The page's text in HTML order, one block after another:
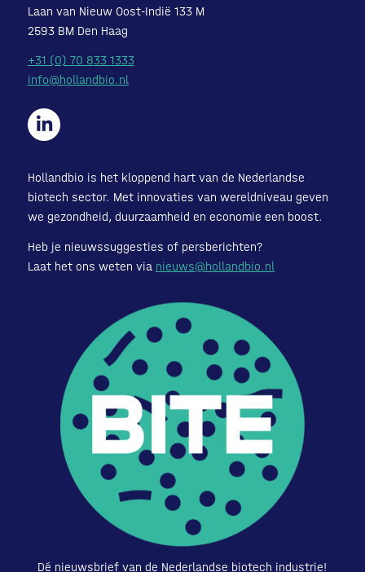
Laan van Nieuw Oost-Indië 133 M
2593 BM Den Haag
+31 (0) 70 833 1333
info@hollandbio.nl
Hollandbio is het kloppend hart van de Nederlandse
biotech sector. Met innovaties van wereldniveau geven
we gezondheid, duurzaamheid en economie een boost.
Heb je nieuwssuggesties of persberichten?
Laat het ons weten via nieuws@hollandbio.nl
Dé nieuwsbrief van de Nederlandse biotech industrie!